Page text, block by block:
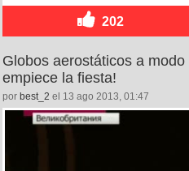
202
Globos aerostáticos a modo
empiece la fiesta!
por best_2 el 13 ago 2013, 01:47